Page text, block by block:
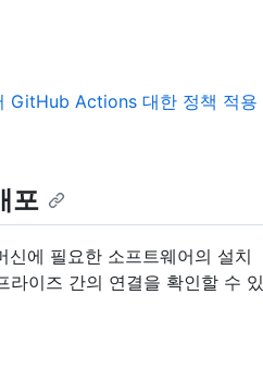
GitHub Actions 대한 정책 적용
포
에 필요한 소프트웨어의 설치
라이즈 간의 연결을 확인할 수 있